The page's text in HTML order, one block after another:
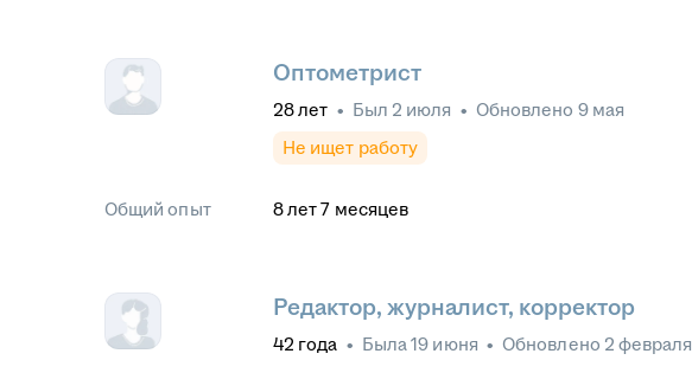
Оптометрист
28лет • Был 2 июля • Обновлено 9 мая
Не ищет работу
Общий опыт 8лет 7 месяцев
Редактор, журналист, корректор
42 года • Была19 июня • Обновлено 2 февраля